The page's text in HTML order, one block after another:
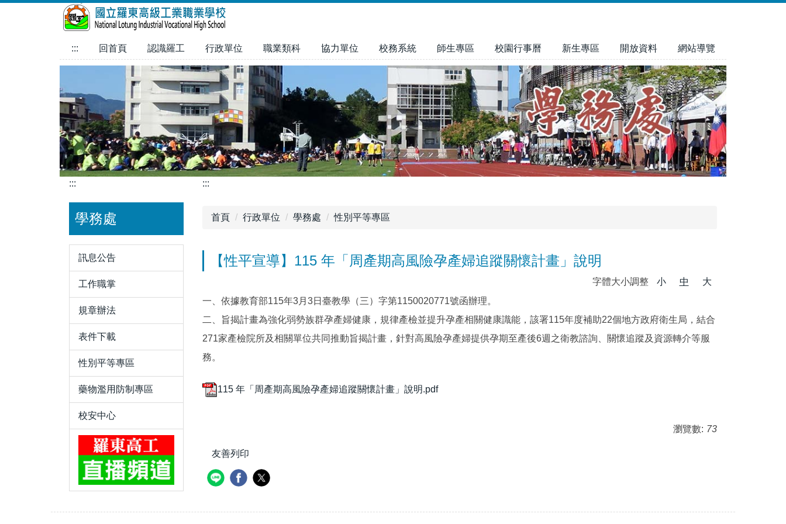
::: 回首頁 認識羅工 行政單位 職業類科 協力單位 校務系統 師生專區 校園行事曆 新生專區 開放資料 網站導覽
:::
學務處
訊息公告
工作職掌
規章辦法
表件下載
性別平等專區
藥物濫用防制專區
校安中心
:::
首頁 行政單位 學務處 性別平等專區
【性平宣導】115 年「周產期高風險孕產婦追蹤關懷計畫」說明
字體大小調整 小 中
大
一、依據教育部115年3月3日臺教學（三）字第1150020771號函辦理。
二、旨揭計畫為強化弱勢族群孕產婦健康，規律產檢並提升孕產相關健康識能，該署115年度補助22個地方政府衛生局，結合
271家產檢院所及相關單位共同推動旨揭計畫，針對高風險孕產婦提供孕期至產後6週之衛教諮詢、關懷追蹤及資源轉介等服
務。
115 年「周產期高風險孕產婦追蹤關懷計畫」說明.pdf
瀏覽數: 73
友善列印